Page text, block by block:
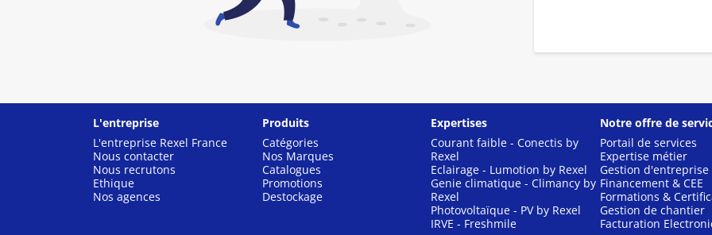
L'entreprise
L'entreprise Rexel France
Nous contacter
Nous recrutons
Ethique
Nos agences
Produits
Catégories
Nos Marques
Catalogues
Promotions
Destockage
Expertises
Courant faible - Conectis by
Rexel
Eclairage - Lumotion by Rexel
Genie climatique - Climancy by
Rexel
Photovoltaïque - PV by Rexel
IRVE - Freshmile
Notre offre de
Portail de services
Expertise métier
Gestion d'entreprise
Financement & CEE
Formations &
Gestion de chantier
Facturation